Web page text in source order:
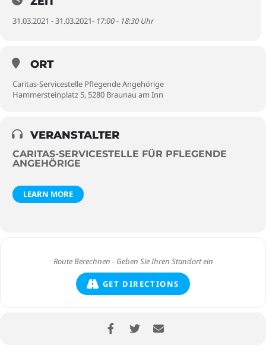
31.03.2021 - 31.03.2021- 17:00 - 18:30 Uhr
ORT
Caritas-Servicestelle Pflegende Angehörige
Hammersteinplatz 5, 5280 Braunau am Inn
VERANSTALTER
CARITAS-SERVICESTELLE FÜR PFLEGENDE
ANGEHÖRIGE
LEARN MORE
GET DIRECTIONS